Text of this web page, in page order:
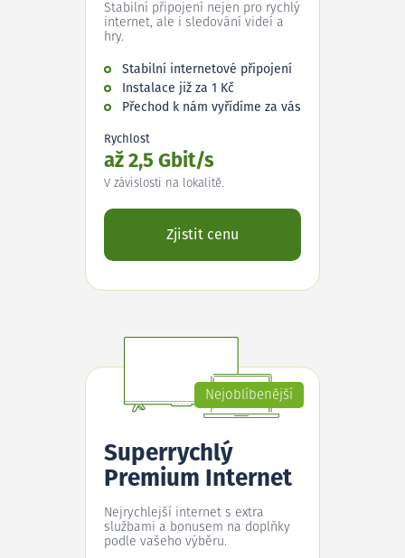
Stabilní připojení nejen pro rychlý
internet, ale i sledování videí a
hry.
Stabilní internetové připojení
Instalace již za 1 Kč
Přechod k nám vyřídíme za vás
Rychlost
až 2,5 Gbit/s
V závislosti na lokalitě.
Zjistit cenu
Nejoblíbenější
Superrychlý
Premium Internet
Nejrychlejší internet s extra
službami a bonusem na doplňky
podle vašeho výběru.